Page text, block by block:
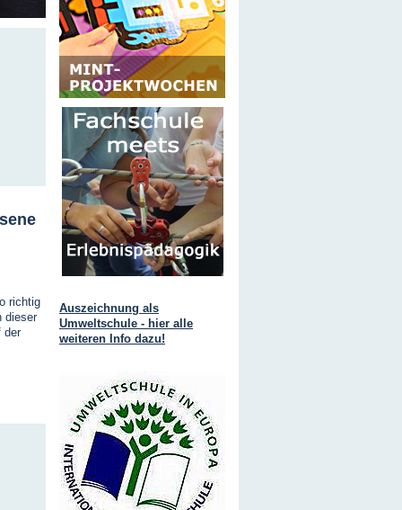
richtig
dieser
der
Auszeichnung als
Umweltschule - hier alle
weiteren Info dazu!